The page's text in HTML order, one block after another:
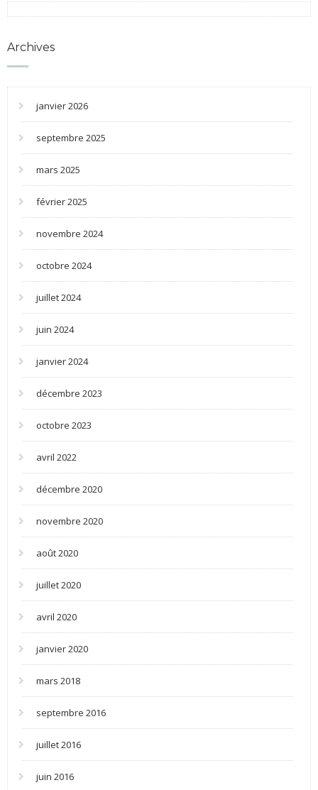
Archives
janvier 2026
septembre 2025
mars 2025
février 2025
novembre 2024
octobre 2024
juillet 2024
juin 2024
janvier 2024
décembre 2023
octobre 2023
avril 2022
décembre 2020
novembre 2020
août 2020
juillet 2020
avril 2020
janvier 2020
mars 2018
septembre 2016
juillet 2016
juin 2016